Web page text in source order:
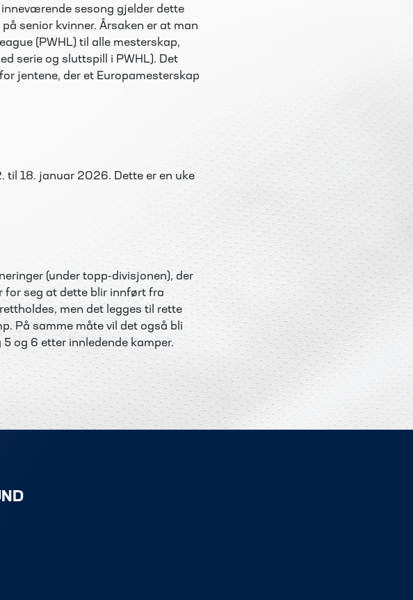
sesong gjelder dette
senior kvinner. Årsaken er at man
(PWHL) til alle mesterskap,
serie og sluttspill i PWHL). Det
jentene, der et Europamesterskap
til 18. januar 2026. Dette er en uke
(under topp-divisjonen), der
for seg at dette blir innført fra
men det legges til rette
På samme måte vil det også bli
og 6 etter innledende kamper.